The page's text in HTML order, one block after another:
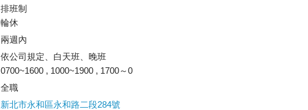
排班制
輪休
兩週內
依公司規定、白天班、晚班
0700~1600 , 1000~1900 , 1700～0
全職
新北市永和區永和路二段284號